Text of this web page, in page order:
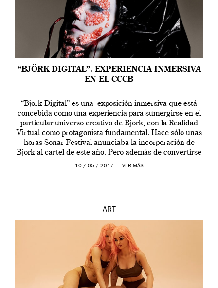
“BJÖRK DIGITAL”. EXPERIENCIA INMERSIVA
EN EL CCCB
“Bjork Digital” es una exposición inmersiva que está
concebida como una experiencia para sumergirse en el
particular universo creativo de Björk, con la Realidad
Virtual como protagonista fundamental. Hace sólo unas
horas Sonar Festival anunciaba la incorporación de
Björk al cartel de este año. Pero además de convertirse
en una de las actuaciones más relevantes […]
10 / 05 / 2017 — VER MÁS
ART